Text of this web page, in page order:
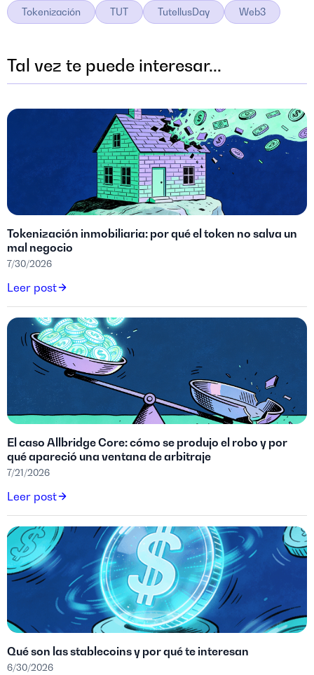
Tokenización TUT TutellusDay Web3
Tal vez te puede interesar...
Tokenización inmobiliaria: por qué el token no salva un
mal negocio
7/30/2026
Leer post
El caso Allbridge Core: cómo se produjo el robo y por
qué apareció una ventana de arbitraje
7/21/2026
Leer post
Qué son las stablecoins y por qué te interesan
6/30/2026